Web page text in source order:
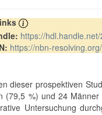
https://
https://nbn-
dieser prospektiven
(79,5 %) und 24
Untersuchung